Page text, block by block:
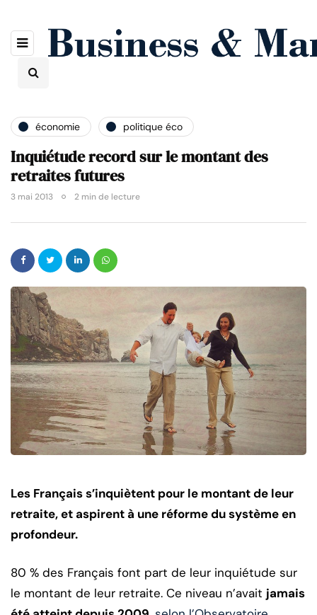
économie politique éco
Inquiétude record sur le montant des
retraites futures
3 mai 2013 2 min de lecture
Les Français s’inquiètent pour le montant de leur
retraite, et aspirent à une réforme du système en
profondeur.
80 % des Français font part de leur inquiétude sur
le montant de leur retraite. Ce niveau n’avait jamais